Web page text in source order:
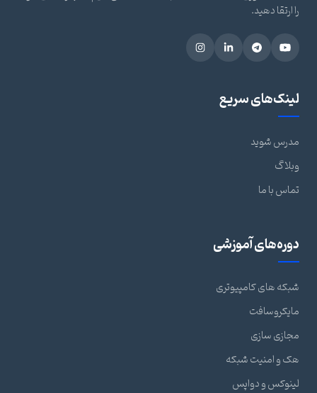
را ارتقا دهید.
لینک‌های سریع
مدرس شوید
وبلاگ
تماس با ما
دوره‌های آموزشی
شبکه های کامپیوتری
مایکروسافت
مجازی سازی
هک و امنیت شبکه
لینوکس و دواپس